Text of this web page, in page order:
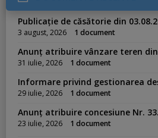
Publicație de căsătorie din
3 august, 2026 1 document
Anunț atribuire vânzare teren din
31 iulie, 2026 1 document
Informare privind gestionarea
29 iulie, 2026 1 document
Anunț atribuire concesiune Nr.
23 iulie, 2026 1 document